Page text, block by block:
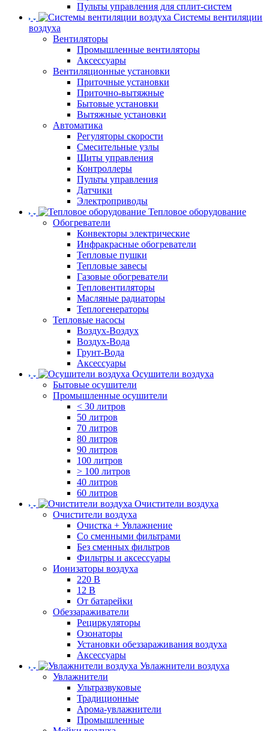
Пульты управления для сплит-систем
Системы вентиляции
воздуха
Вентиляторы
Промышленные вентиляторы
Аксессуары
Вентиляционные установки
Приточные установки
Приточно-вытяжные
Бытовые установки
Вытяжные установки
Автоматика
Регуляторы скорости
Смесительные узлы
Щиты управления
Контроллеры
Пульты управления
Датчики
Электроприводы
Тепловое оборудование
Обогреватели
Конвекторы электрические
Инфракрасные обогреватели
Тепловые пушки
Тепловые завесы
Газовые обогреватели
Тепловентиляторы
Масляные радиаторы
Теплогенераторы
Тепловые насосы
Воздух-Воздух
Воздух-Вода
Грунт-Вода
Аксессуары
Осушители воздуха
Бытовые осушители
Промышленные осушители
< 30 литров
50 литров
70 литров
80 литров
90 литров
100 литров
> 100 литров
40 литров
60 литров
Очистители воздуха
Очистители воздуха
Очистка + Увлажнение
Cо сменными фильтрами
Без сменных фильтров
Фильтры и аксессуары
Ионизаторы воздуха
220 В
12 В
От батарейки
Обеззараживатели
Рециркуляторы
Озонаторы
Установки обеззараживания воздуха
Аксессуары
Увлажнители воздуха
Увлажнители
Ультразвуковые
Традиционные
Арома-увлажнители
Промышленные